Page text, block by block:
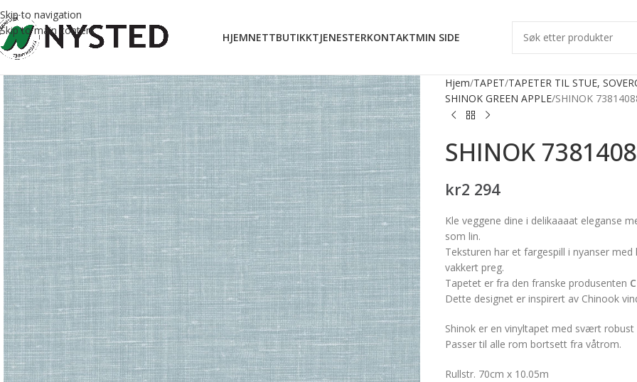
Skip to navigation
Skip to main content
HJEMNETTBUTIKKTJENESTERKONTAKTMIN SIDE
Hjem TAPET TAPETER TIL STUE,
SHINOK GREEN APPLE SHINOK
SHINOK
kr2 294
Kle veggene dine i delikaaaat eleganse
som lin.
Teksturen har et fargespill i nyanser
vakkert preg.
Tapetet er fra den franske produsenten
Dette designet er inspirert av Chinook
Shinok er en vinyltapet med svært
Passer til alle rom bortsett fra våtrom.
Rullstr. 70cm x 10.05m